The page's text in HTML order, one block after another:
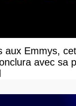
aux Emmys,
avec sa